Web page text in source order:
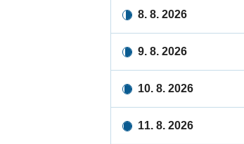
8. 8. 2026
9. 8. 2026
10. 8. 2026
11. 8. 2026